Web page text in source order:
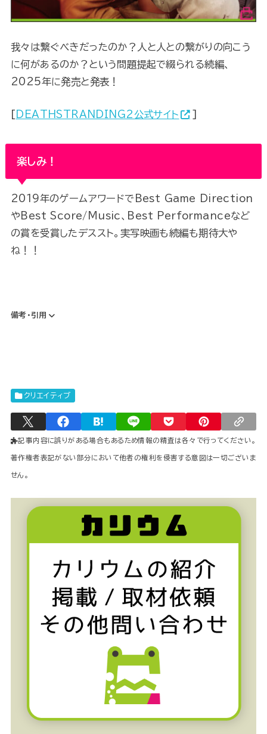
我々は繋ぐべきだったのか？人と人との繋がりの向こう
に何があるのか？という問題提起で綴られる続編、
2025年に発売と発表！
[ DEATHSTRANDING2公式サイト ]
楽しみ！
2019年のゲームアワードでBest Game Direction
やBest Score/Music、Best Performanceなど
の賞を受賞したデススト。実写映画も続編も期待大や
ね！！
備考・引用
クリエイティブ
記事内容に誤りがある場合もあるため情報の精査は各々で行ってください。
著作権者表記がない部分において他者の権利を侵害する意図は一切ございま
せん。